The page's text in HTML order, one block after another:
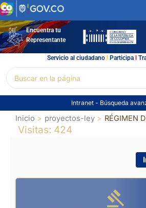
Ir
al
contenidoEncuentra tu
Representante
Servicio al ciudadano l Participal
por:
Intranet - Búsqueda
Inicio proyectos-ley RÉGIMEN
Visitas: 424